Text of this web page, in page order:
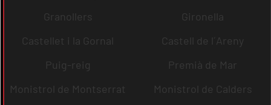
Granollers
Gironella
Castellet i la Gornal
Castell de l´Areny
Puig-reig
Premià de Mar
Monistrol de Montserrat
Monistrol de Calders